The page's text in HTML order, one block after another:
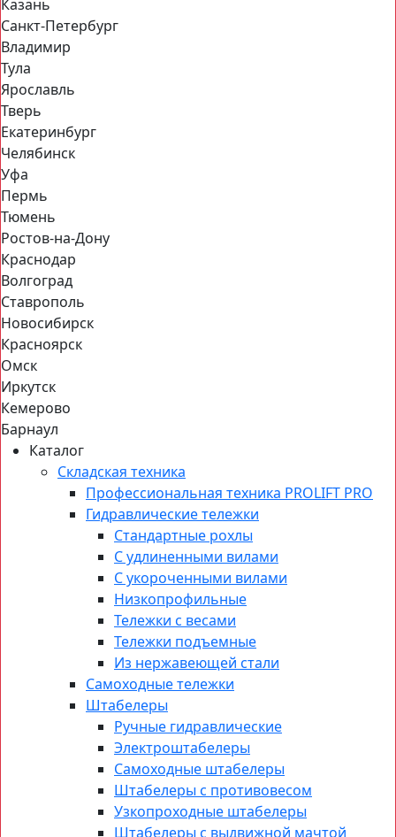
Казань
Санкт-Петербург
Владимир
Тула
Ярославль
Тверь
Екатеринбург
Челябинск
Уфа
Пермь
Тюмень
Ростов-на-Дону
Краснодар
Волгоград
Ставрополь
Новосибирск
Красноярск
Омск
Иркутск
Кемерово
Барнаул
Каталог
Складская техника
Профессиональная техника PROLIFT PRO
Гидравлические тележки
Стандартные рохлы
С удлиненными вилами
С укороченными вилами
Низкопрофильные
Тележки с весами
Тележки подъемные
Из нержавеющей стали
Самоходные тележки
Штабелеры
Ручные гидравлические
Электроштабелеры
Самоходные штабелеры
Штабелеры с противовесом
Узкопроходные штабелеры
Штабелеры с выдвижной мачтой